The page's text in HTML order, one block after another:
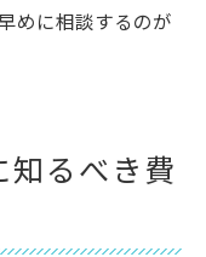
めに相談するのが
知るべき費